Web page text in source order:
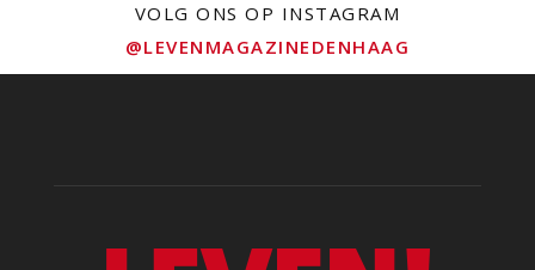
VOLG ONS OP INSTAGRAM
@LEVENMAGAZINEDENHAAG